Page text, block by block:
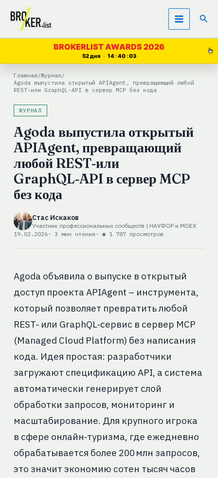
Перейти
содержимому
BROKERLIST AWARDS 2026
52 дня 14 40 03
Главная /Журнал /
Agoda выпустила открытый APIAgent, превращающий любой
REST‑или GraphQL‑API в сервер MCP без кода
ЖУРНАЛ
Agoda выпустила открытый
APIAgent, превращающий
любой REST‑или
GraphQL‑API в сервер MCP
без кода
Стас Искаков
Участник профессиональных сообществ | НАУФОР и MOEX
19.02.2026· 3 мин чтения · ◉ 1 787 просмотров
Agoda объявила о выпуске в открытый
доступ проекта APIAgent – инструмента,
который позволяет превратить любой
REST‑ или GraphQL‑сервис в сервер MCP
(Managed Cloud Platform) без написания
кода. Идея простая: разработчики
загружают спецификацию API, а система
автоматически генерирует слой
обработки запросов, мониторинг и
масштабирование. Для крупного игрока
в сфере онлайн‑туризма, где ежедневно
обрабатывается более 200 млн запросов,
это значит экономию сотен тысяч часов